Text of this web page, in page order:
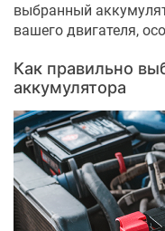
выбранный
вашего двигателя,
Как правильно
аккумулятора